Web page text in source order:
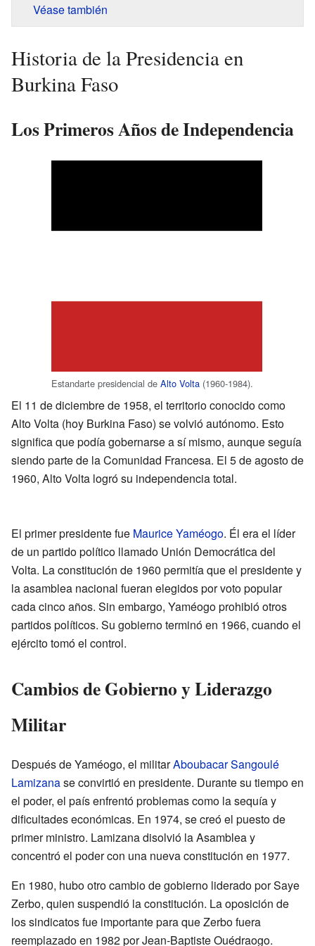
Véase también
Historia de la Presidencia en
Burkina Faso
Los Primeros Años de Independencia
Estandarte presidencial de Alto Volta (1960-1984).
El 11 de diciembre de 1958, el territorio conocido como
Alto Volta (hoy Burkina Faso) se volvió autónomo. Esto
significa que podía gobernarse a sí mismo, aunque seguía
siendo parte de la Comunidad Francesa. El 5 de agosto de
1960, Alto Volta logró su independencia total.
El primer presidente fue Maurice Yaméogo. Él era el líder
de un partido político llamado Unión Democrática del
Volta. La constitución de 1960 permitía que el presidente y
la asamblea nacional fueran elegidos por voto popular
cada cinco años. Sin embargo, Yaméogo prohibió otros
partidos políticos. Su gobierno terminó en 1966, cuando el
ejército tomó el control.
Cambios de Gobierno y Liderazgo
Militar
Después de Yaméogo, el militarAboubacar Sangoulé
Lamizanase convirtió en presidente. Durante su tiempo en
el poder, el país enfrentó problemas como la sequía y
dificultades económicas. En 1974, se creó el puesto de
primer ministro. Lamizana disolvió la Asamblea y
concentró el poder con una nueva constitución en 1977.
En 1980, hubo otro cambio de gobierno liderado por Saye
Zerbo, quien suspendió la constitución. La oposición de
los sindicatos fue importante para que Zerbo fuera
reemplazado en 1982 por Jean-Baptiste Ouédraogo.